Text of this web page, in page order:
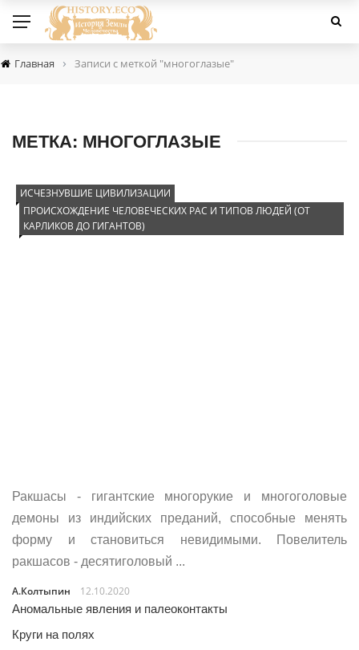
Главная › Записи с меткой "многоглазые"
МЕТКА: МНОГОГЛАЗЫЕ
ИСЧЕЗНУВШИЕ ЦИВИЛИЗАЦИИ
ПРОИСХОЖДЕНИЕ ЧЕЛОВЕЧЕСКИХ РАС И ТИПОВ ЛЮДЕЙ (ОТ
КАРЛИКОВ ДО ГИГАНТОВ)
Ракшасы - гигантские многорукие и многоголовые
демоны из индийских преданий, способные менять
форму и становиться невидимыми. Повелитель
ракшасов - десятиголовый ...
А.Колтыпин
12.10.2020
Аномальные явления и палеоконтакты
Круги на полях